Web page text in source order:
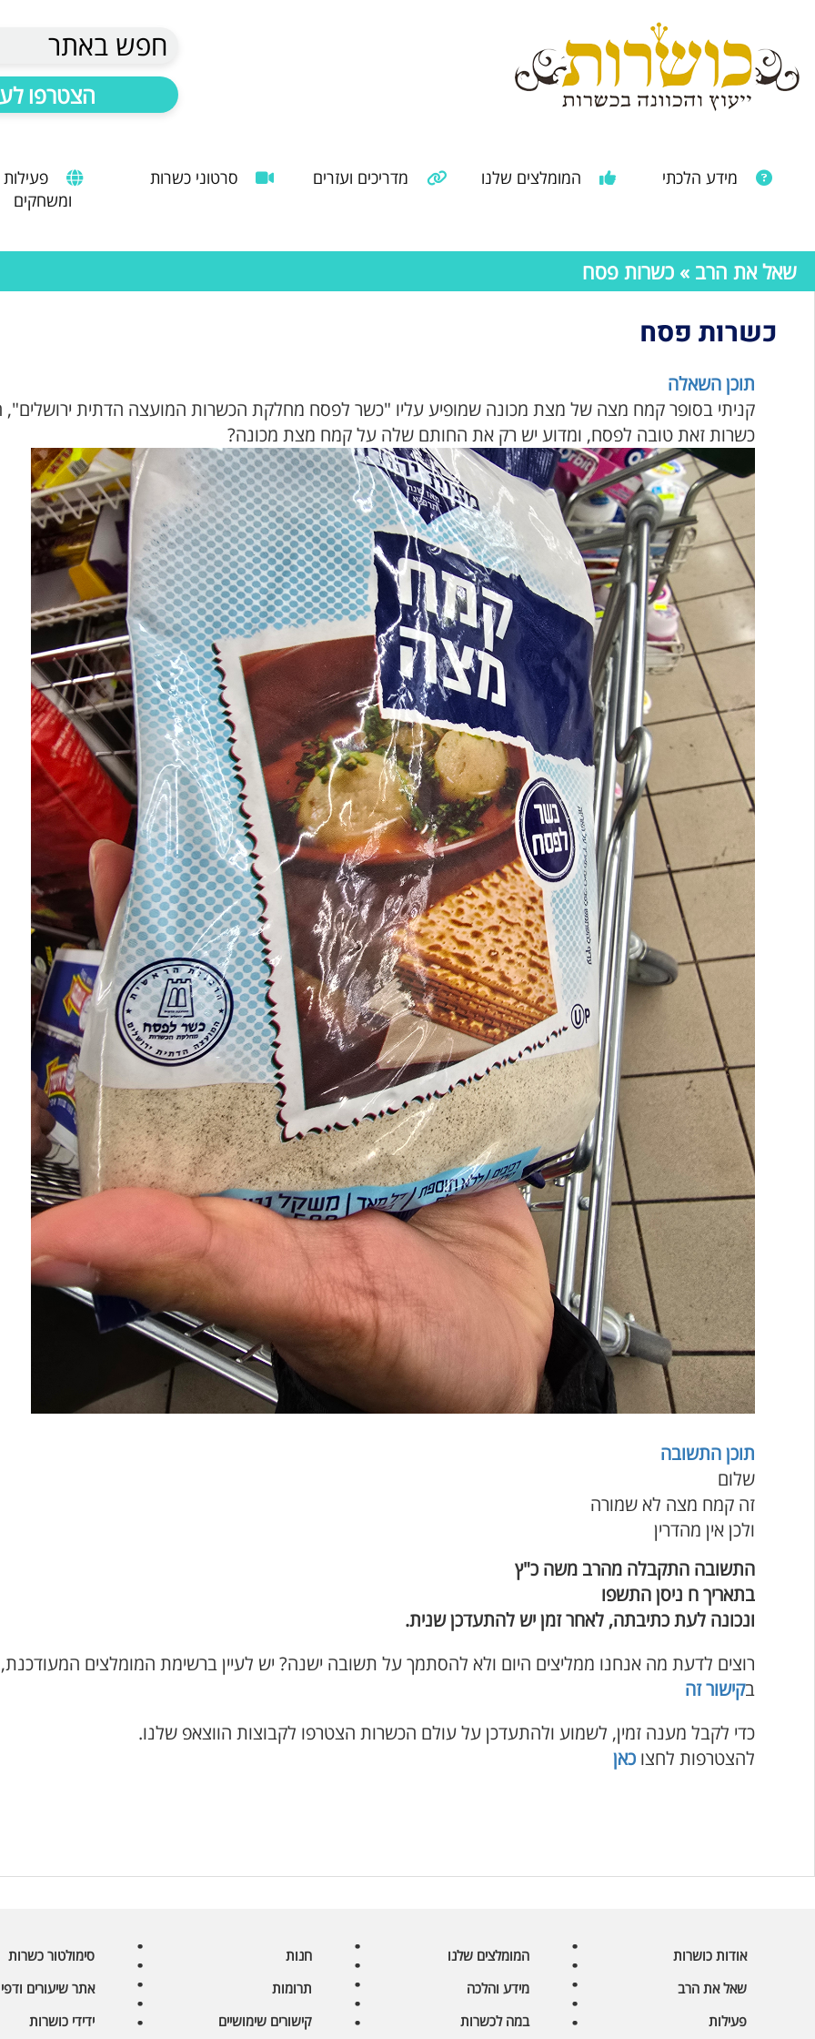
חפש באתר
הצטרפו
מידע הלכתי המומלצים שלנו מדריכים ועזרים סרטוני כשרות
פעילות
ומשחקים
שאל את הרב » כשרות פסח
כשרות פסח
תוכן השאלה
קניתי בסופר קמח מצה של מצת מכונה שמופיע עליו "כשר לפסח מחלקת הכשרות המועצה הדתית
כשרות זאת טובה לפסח, ומדוע יש רק את החותם שלה על קמח מצת מכונה?
תוכן התשובה
שלום
זה קמח מצה לא שמורה
ולכן אין מהדרין
התשובה התקבלה מהרב משה כ"ץ
בתאריך ח ניסן התשפו
ונכונה לעת כתיבתה, לאחר זמן יש להתעדכן שנית.
רוצים לדעת מה אנחנו ממליצים היום ולא להסתמך על תשובה ישנה? יש לעיין ברשימת המומלצים המעודכנת,
בקישור זה
כדי לקבל מענה זמין, לשמוע ולהתעדכן על עולם הכשרות הצטרפו לקבוצות הווצאפ שלנו.
להצטרפות לחצו כאן
אודות כושרות
שאל את הרב
פעילות
המומלצים שלנו
מידע והלכה
במה לכשרות
חנות
תרומות
קישורים שימושיים
סימולטור כשרות
אתר שיעורים
ידידי כושרות